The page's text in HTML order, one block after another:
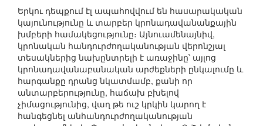
Երկու դեպքում էլ ապահովվում են հասարակական
կայունությունը և տարբեր կրոնադավանանքային
խմբերի համակեցությունը։ Այնուամենայնիվ,
կրոնական հանդուրժողականության վերոնշյալ
տեսակներից նախընտրելի է առաջինը՝ այլոց
կրոնադավանաբանական արժեքների ընկալումը և
հարգանքը դրանց նկատմամբ, քանի որ
անտարբերությունը, հաճախ բխելով
չիմացությունից, վաղ թե ուշ կրկին կարող է
հանգեցնել անհանդուրժողականության